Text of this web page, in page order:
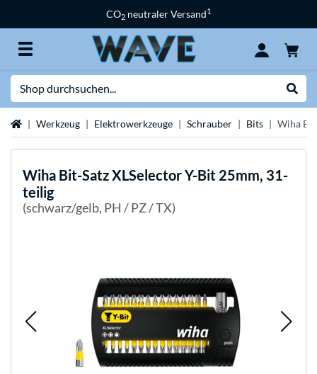
CO2 neutraler Versand1
StartseiteWerkzeug Elektrowerkzeuge Schrauber Bits Wiha
Wiha Bit-Satz XLSelector Y-Bit 25mm, 31-
teilig
(schwarz/gelb, PH / PZ / TX)